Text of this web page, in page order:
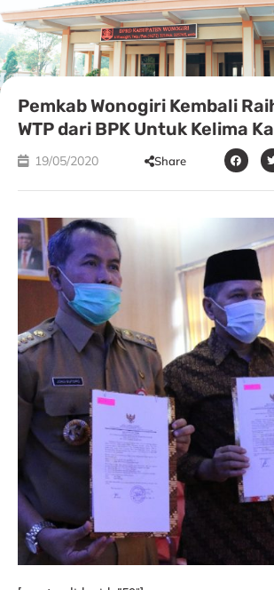
Skip
content
Pemkab Wonogiri Kembali
WTP dari BPK Untuk Kelima
19/05/2020 Share